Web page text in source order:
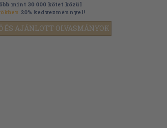
ÉS AJÁNLOTT OLVASMÁNYOK
mint 30 000 kötet közül
20% kedvezménnyel!